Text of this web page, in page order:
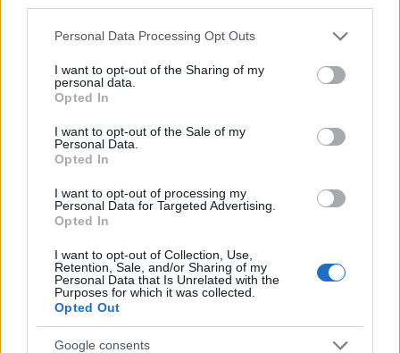
Please note that this website/app uses one or more Google
not limited to your visit or usage behaviour. You may click to
grant or deny consent to Google and its third-party tags to
use your data for below specified purposes in below Google
consent section.
Personal Data Processing Opt Outs
I want to opt-out of the Sharing of my
personal data.
Opted In
I want to opt-out of the Sale of my
Personal Data.
Opted In
I want to opt-out of processing my
Personal Data for Targeted Advertising.
Opted In
I want to opt-out of Collection, Use,
Retention, Sale, and/or Sharing of my
Personal Data that Is Unrelated with the
Purposes for which it was collected.
Opted Out
Google consents
Τριετίες: στη Βουλή η τελική διάταξη – Η
δυνατότητα να «ξαναπαγώσουν»
20.09.2023 10:31